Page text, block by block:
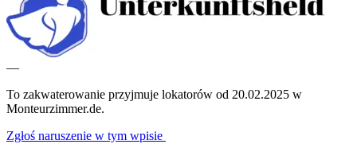
—
To zakwaterowanie przyjmuje lokatorów od 20.02.2025 w
Monteurzimmer.de.
Zgłoś naruszenie w tym wpisie